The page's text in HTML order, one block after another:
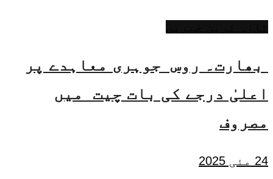
بھارت۔ روس جوہری معاہدے پر
اعلیٰ درجے کی بات چیت میں
مصروف
24 مئی 2025